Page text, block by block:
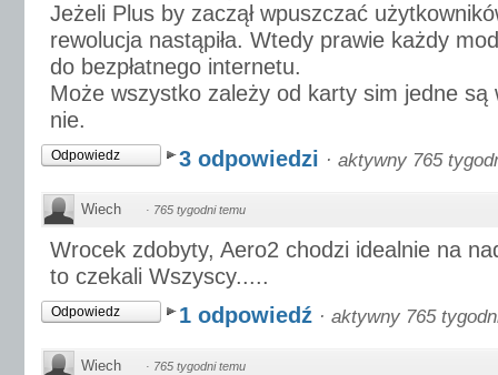
Jeżeli Plus by zaczął wpuszczać
rewolucja nastąpiła. Wtedy prawie każdy
do bezpłatnego internetu.
Może wszystko zależy od karty sim jedne są
nie.
Odpowiedz 3 odpowiedzi · aktywny 765
Wiech · 765 tygodni temu
Wrocek zdobyty, Aero2 chodzi idealnie na
to czekali Wszyscy.....
Odpowiedz 1 odpowiedź · aktywny 765
Wiech · 765 tygodni temu